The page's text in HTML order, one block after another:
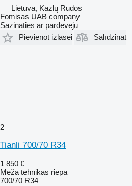
Lietuva, Kazlų Rūdos
Fomisas UAB company
Sazināties ar pārdevēju
Pievienot izlasei
Salīdzināt
2
Tianli 700/70 R34
1 850 €
Meža tehnikas riepa
700/70 R34